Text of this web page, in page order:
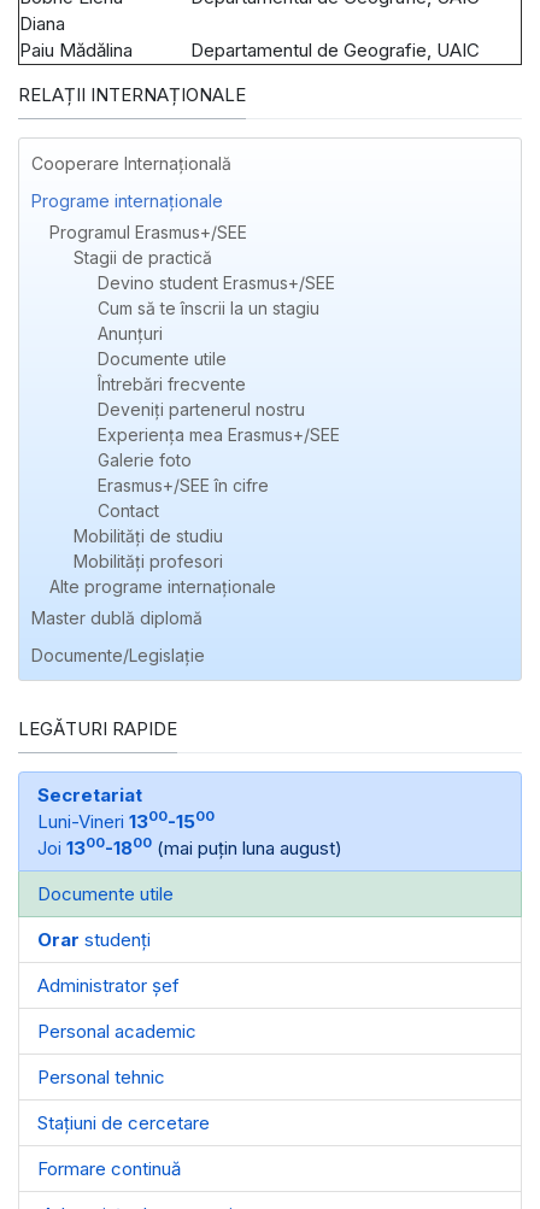
Diana
Paiu Mădălina
Departamentul de Geografie, UAIC
RELAȚII INTERNAȚIONALE
Cooperare Internațională
Programe internaționale
Programul Erasmus+/SEE
Stagii de practică
Devino student Erasmus+/SEE
Cum să te înscrii la un stagiu
Anunțuri
Documente utile
Întrebări frecvente
Deveniți partenerul nostru
Experienţa mea Erasmus+/SEE
Galerie foto
Erasmus+/SEE în cifre
Contact
Mobilități de studiu
Mobilități profesori
Alte programe internaţionale
Master dublă diplomă
Documente/Legislație
LEGĂTURI RAPIDE
Secretariat
Luni-Vineri 1300-1500
Joi 1300-1800 (mai puțin luna august)
Documente utile
Orar studenți
Administrator șef
Personal academic
Personal tehnic
Stațiuni de cercetare
Formare continuă